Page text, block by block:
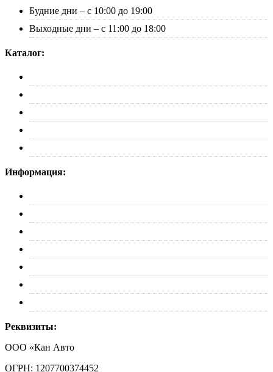
Будние дни – с 10:00 до 19:00
Выходные дни – с 11:00 до 18:00
Каталог:
Информация:
Реквизиты:
ООО «Кан Авто
ОГРН: 1207700374452